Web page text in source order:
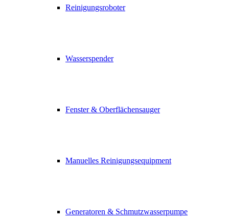
Reinigungsroboter
Wasserspender
Fenster & Oberflächensauger
Manuelles Reinigungsequipment
Generatoren & Schmutzwasserpumpe